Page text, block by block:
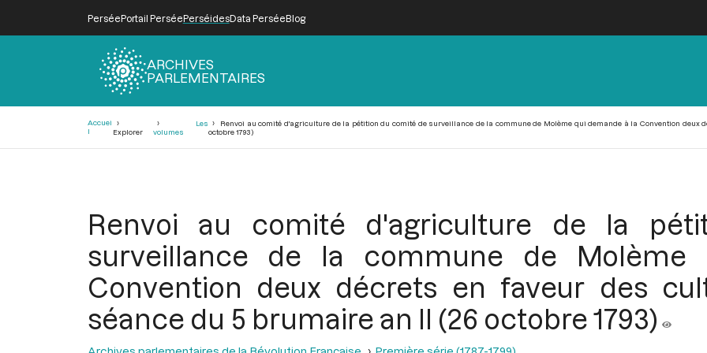
PerséePortail PerséePerséidesData PerséeBlog
ARCHIVES
PARLEMENTAIRES
Accuei
l
Explorer
Les
volumes
Renvoi au comité d'agriculture de la pétition du comité de surveillance de la commune de Molème qui demande à la Convention
octobre 1793)
Renvoi au comité d'agriculture de la
surveillance de la commune de
Convention deux décrets en faveur des
séance du 5 brumaire an II (26 octobre 1793)